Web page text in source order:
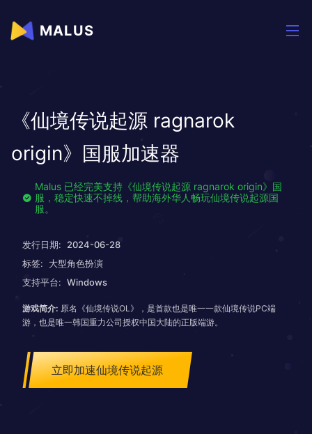
MALUS
《仙境传说起源 ragnarok
origin》国服加速器
Malus 已经完美支持《仙境传说起源 ragnarok origin》国
服，稳定快速不掉线，帮助海外华人畅玩仙境传说起源国
服。
发行日期:
2024-06-28
标签:
大型角色扮演
支持平台: Windows
游戏简介: 原名《仙境传说OL》，是首款也是唯一一款仙境传说PC端
游，也是唯一韩国重力公司授权中国大陆的正版端游。
立即加速仙境传说起源